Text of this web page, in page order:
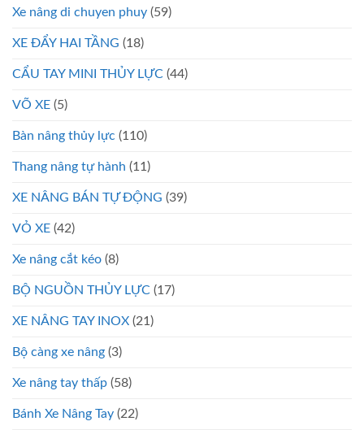
Xe nâng di chuyen phuy (59)
XE ĐẨY HAI TẦNG (18)
CẨU TAY MINI THỦY LỰC (44)
VÕ XE (5)
Bàn nâng thủy lực (110)
Thang nâng tự hành (11)
XE NÂNG BÁN TỰ ĐỘNG (39)
VỎ XE (42)
Xe nâng cắt kéo (8)
BỘ NGUỒN THỦY LỰC (17)
XE NÂNG TAY INOX (21)
Bộ càng xe nâng (3)
Xe nâng tay thấp (58)
Bánh Xe Nâng Tay (22)